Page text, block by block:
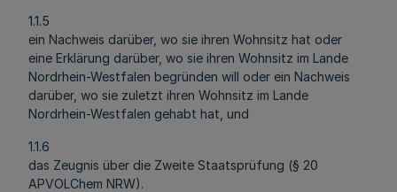
1.1.5
ein Nachweis darüber, wo sie ihren Wohnsitz hat oder
eine Erklärung darüber, wo sie ihren Wohnsitz im Lande
Nordrhein-Westfalen begründen will oder ein Nachweis
darüber, wo sie zuletzt ihren Wohnsitz im Lande
Nordrhein-Westfalen gehabt hat, und
1.1.6
das Zeugnis über die Zweite Staatsprüfung (§ 20
APVOLChem NRW).